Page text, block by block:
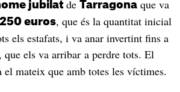
jubilat de Tarragonaque va
250 euros, que és la quantitat inicial
els estafats, i va anar invertint fins a
que els va arribar a perdre tots. El
el mateix que amb totes les víctimes.